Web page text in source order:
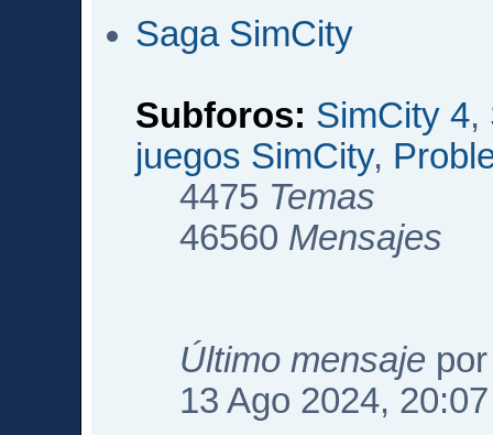
Saga SimCity
Subforos: SimCity 4,
juegos SimCity,
4475 Temas
46560 Mensajes
Último mensaje
13 Ago 2024, 20:07